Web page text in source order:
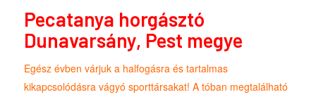
Pecatanya horgásztó
Dunavarsány, Pest megye
Egész évben várjuk a halfogásra és tartalmas
kikapcsolódásra vágyó sporttársakat! A tóban megtalálható